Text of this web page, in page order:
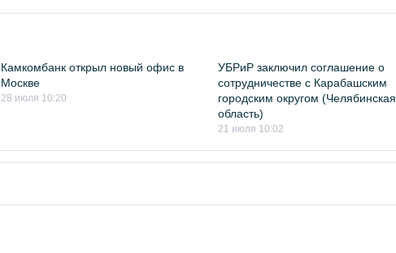
Камкомбанк открыл новый офис в
Москве
28 июля 10:20
УБРиР заключил соглашение о
сотрудничестве с Карабашским
городским округом (Челябинская
область)
21 июля 10:02